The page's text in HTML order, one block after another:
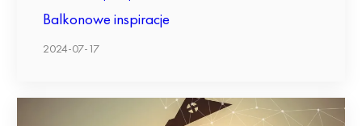
Balkonowe inspiracje
2024-07-17